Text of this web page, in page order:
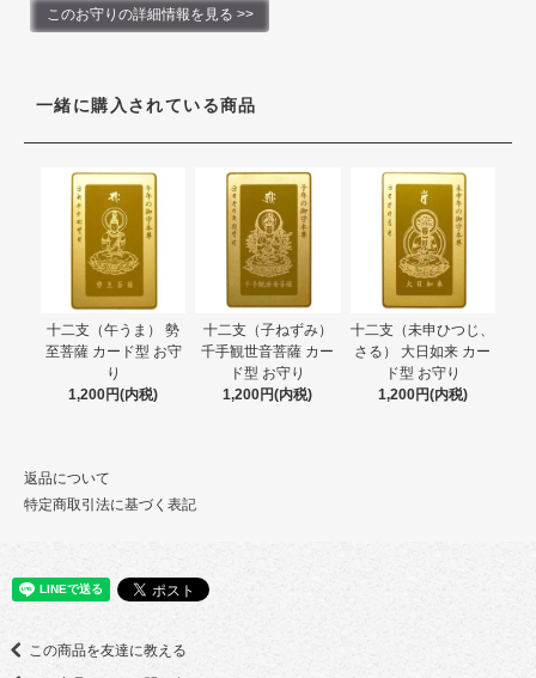
このお守りの詳細情報を見る >>
一緒に購入されている商品
十二支（午うま） 勢
至菩薩 カード型 お守
り
1,200円(内税)
十二支（子ねずみ）
千手観世音菩薩 カー
ド型 お守り
1,200円(内税)
十二支（未申ひつじ、
さる） 大日如来 カー
ド型 お守り
1,200円(内税)
返品について
特定商取引法に基づく表記
この商品を友達に教える